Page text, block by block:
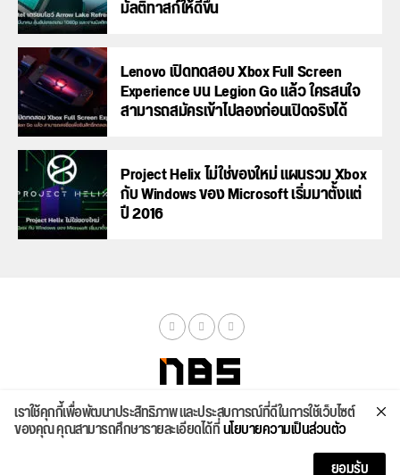
มัลติทาสก์ให้ดีขึ้น
Lenovo เปิดทดสอบ Xbox Full Screen
Experience บน Legion Go แล้ว ใครสนใจ
สามารถสมัครเข้าไปลองก่อนเปิดจริงได้
Project Helix ไม่ใช่ของใหม่ แผนรวม Xbox
กับ Windows ของ Microsoft เริ่มมาตั้งแต่
ปี 2016
จัดสเปค ค้นหา บทความ รีวิวล่าสุด บทความยอดนิยม ติดต่อเรา
เราใช้คุกกี้เพื่อพัฒนาประสิทธิภาพ และประสบการณ์ที่ดีในการใช้เว็บไซต์
ของคุณ คุณสามารถศึกษารายละเอียดได้ที่นโยบายความเป็นส่วนตัว
ยอมรับ